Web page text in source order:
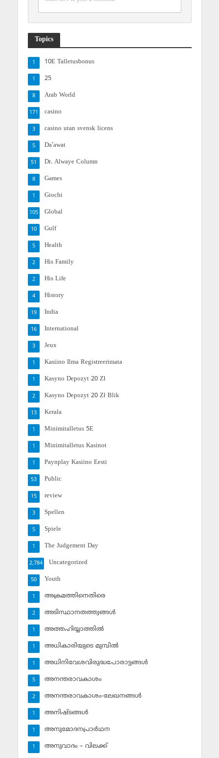
Topics
10E Talletusbonus
1
25
1
Arab World
8
casino
171
casino utan svensk licens
3
Da'awat
5
Dr. Alwaye Column
51
Games
8
Giochi
1
Global
105
Gulf
10
Health
5
His Family
2
His Life
2
History
4
India
19
International
16
Jeux
3
Kasiino Ilma Registreerimata
1
Kasyno Depozyt 20 Zł
1
Kasyno Depozyt 20 Zł Blik
2
Kerala
13
Minimitalletus 5E
1
Minimitalletus Kasinot
1
Paynplay Kasiino Eesti
1
Public
53
review
15
Spellen
3
Spiele
5
The Judgement Day
1
Uncategorized
2,784
Youth
50
അക്രമത്തിനെതിരെ
1
അടിസ്ഥാനതത്ത്വങ്ങള്‍
2
അത്തഹിയ്യാത്തില്‍
1
അധികാരിയുടെ മുമ്പില്‍
1
അധിനിവേശവിരുദ്ധപോരാട്ടങ്ങള്‍
1
അനന്തരാവകാശം
5
അനന്തരാവകാശം-ലേഖനങ്ങള്‍
2
അനിഷ്ടങ്ങള്‍
1
അനുമോദനപ്രാര്‍ഥന
1
അനുവാദം – വിലക്ക്‌
1